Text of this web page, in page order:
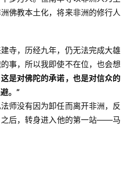
注册
佛教本土化，将来非洲的修行人
寺，历经九年，仍无法完成大雄
事，所以我即使不在位，也会想
是对佛陀的承诺，也是对信众的
。”
师没有因为卸任而离开非洲，反
之后，转身进入他的第一站——马